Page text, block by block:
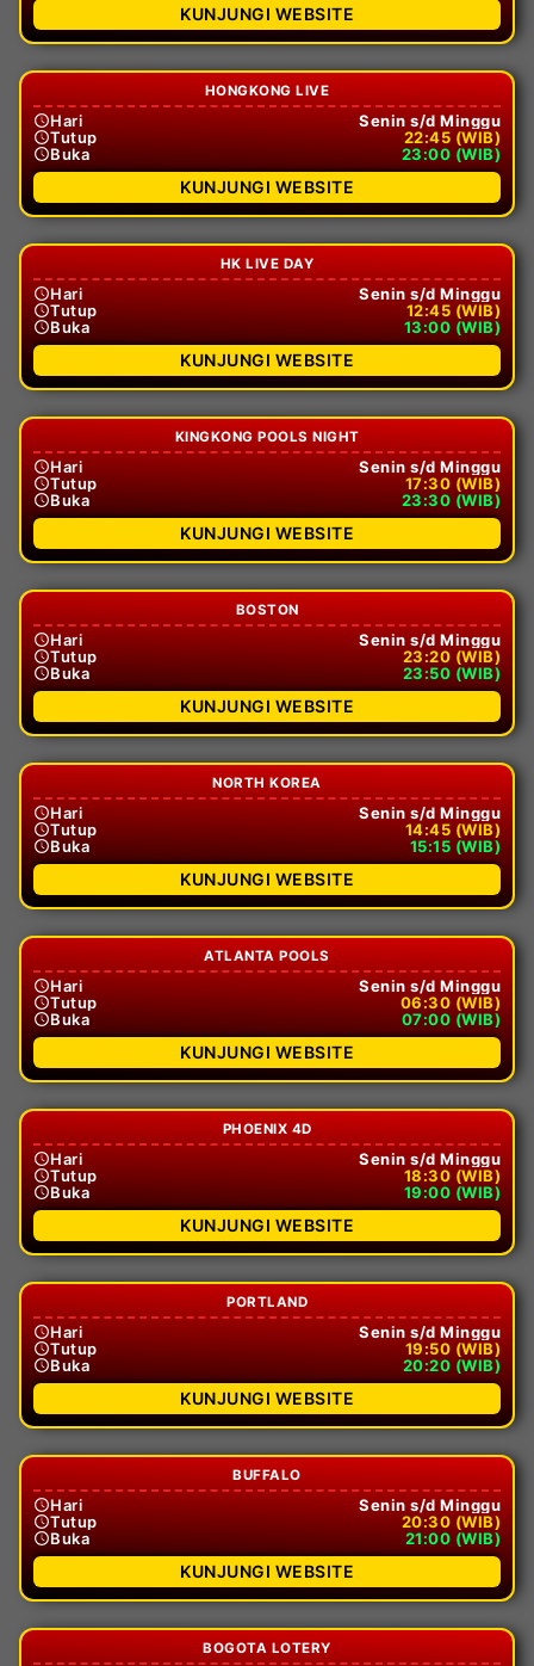
KUNJUNGI WEBSITE
HONGKONG LIVE
Hari
Senin s/d Minggu
Tutup
22:45 (WIB)
Buka
23:00 (WIB)
KUNJUNGI WEBSITE
HK LIVE DAY
Hari
Senin s/d Minggu
Tutup
12:45 (WIB)
Buka
13:00 (WIB)
KUNJUNGI WEBSITE
KINGKONG POOLS NIGHT
Hari
Senin s/d Minggu
Tutup
17:30 (WIB)
Buka
23:30 (WIB)
KUNJUNGI WEBSITE
BOSTON
Hari
Senin s/d Minggu
Tutup
23:20 (WIB)
Buka
23:50 (WIB)
KUNJUNGI WEBSITE
NORTH KOREA
Hari
Senin s/d Minggu
Tutup
14:45 (WIB)
Buka
15:15 (WIB)
KUNJUNGI WEBSITE
ATLANTA POOLS
Hari
Senin s/d Minggu
Tutup
06:30 (WIB)
Buka
07:00 (WIB)
KUNJUNGI WEBSITE
PHOENIX 4D
Hari
Senin s/d Minggu
Tutup
18:30 (WIB)
Buka
19:00 (WIB)
KUNJUNGI WEBSITE
PORTLAND
Hari
Senin s/d Minggu
Tutup
19:50 (WIB)
Buka
20:20 (WIB)
KUNJUNGI WEBSITE
BUFFALO
Hari
Senin s/d Minggu
Tutup
20:30 (WIB)
Buka
21:00 (WIB)
KUNJUNGI WEBSITE
BOGOTA LOTERY